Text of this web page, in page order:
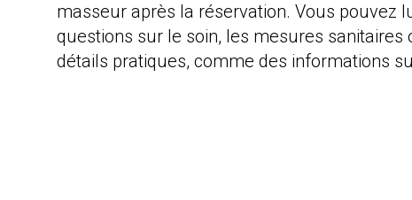
masseur après la réservation. Vous pouvez
questions sur le soin, les mesures sanitaires
détails pratiques, comme des informations